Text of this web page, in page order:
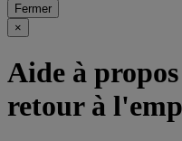
Fermer
×
Aide à
retour à